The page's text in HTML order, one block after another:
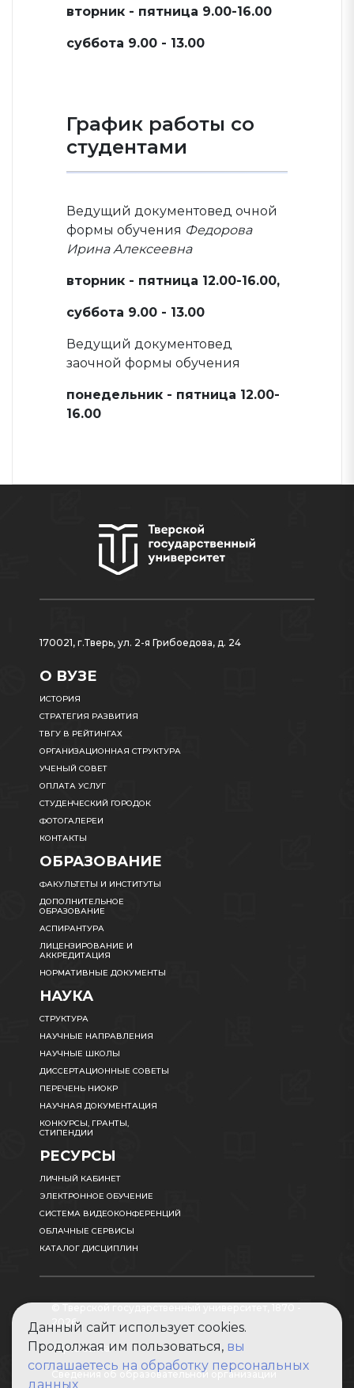
вторник - пятница 9.00-16.00
суббота 9.00 - 13.00
График работы со
студентами
Ведущий документовед очной
формы обучения Федорова
Ирина Алексеевна
вторник - пятница 12.00-16.00,
суббота 9.00 - 13.00
Ведущий документовед
заочной формы обучения
понедельник - пятница 12.00-
16.00
170021, г.Тверь, ул. 2-я Грибоедова, д. 24
О ВУЗЕ
ИСТОРИЯ
СТРАТЕГИЯ РАЗВИТИЯ
ТВГУ В РЕЙТИНГАХ
ОРГАНИЗАЦИОННАЯ СТРУКТУРА
УЧЕНЫЙ СОВЕТ
ОПЛАТА УСЛУГ
СТУДЕНЧЕСКИЙ ГОРОДОК
ФОТОГАЛЕРЕИ
КОНТАКТЫ
ОБРАЗОВАНИЕ
ФАКУЛЬТЕТЫ И ИНСТИТУТЫ
ДОПОЛНИТЕЛЬНОЕ
ОБРАЗОВАНИЕ
АСПИРАНТУРА
ЛИЦЕНЗИРОВАНИЕ И
АККРЕДИТАЦИЯ
НОРМАТИВНЫЕ ДОКУМЕНТЫ
НАУКА
СТРУКТУРА
НАУЧНЫЕ НАПРАВЛЕНИЯ
НАУЧНЫЕ ШКОЛЫ
ДИССЕРТАЦИОННЫЕ СОВЕТЫ
ПЕРЕЧЕНЬ НИОКР
НАУЧНАЯ ДОКУМЕНТАЦИЯ
КОНКУРСЫ, ГРАНТЫ,
СТИПЕНДИИ
РЕСУРСЫ
ЛИЧНЫЙ КАБИНЕТ
ЭЛЕКТРОННОЕ ОБУЧЕНИЕ
СИСТЕМА ВИДЕОКОНФЕРЕНЦИЙ
ОБЛАЧНЫЕ СЕРВИСЫ
КАТАЛОГ ДИСЦИПЛИН
2026
Карта сайта
Сведения об образовательной организации
Данный сайт использует cookies.
Продолжая им пользоваться, вы
соглашаетесь на обработку персональных
данных